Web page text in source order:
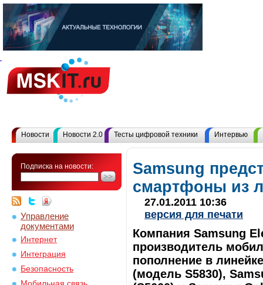
Новости Новости 2.0 Тесты цифровой техники Интервью
Подписка на новости:
Управление
документами
Интернет
Интеграция
Безопасность
Samsung
смартфоны из
27.01.2011 10:36
версия для печати
Компания Samsung
производитель
пополнение в
(модель S5830),